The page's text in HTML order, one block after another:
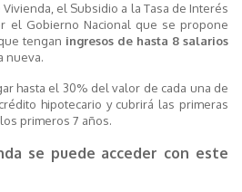
el Subsidio a la Tasa de Interés
el Gobierno Nacional que se propone
tengan ingresos de hasta 8 salarios
nueva.
hasta el 30% del valor de cada una de
hipotecario y cubrirá las primeras
primeros 7 años.
se puede acceder con este